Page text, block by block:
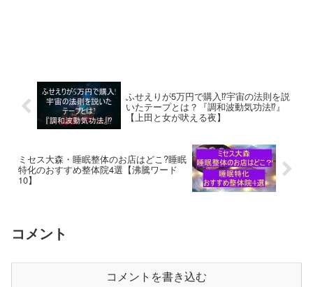
ふせえりが5万円で購入⁉宇宙の法則を説
いたテープとは？『調和波動気功法⁉』
【上田と女が吠える夜】
ミセス大森・睡眠整体のお店はどこ?睡眠
特化のおすすめ整体院4選【沸騰ワード
10】
コメント
コメントを書き込む